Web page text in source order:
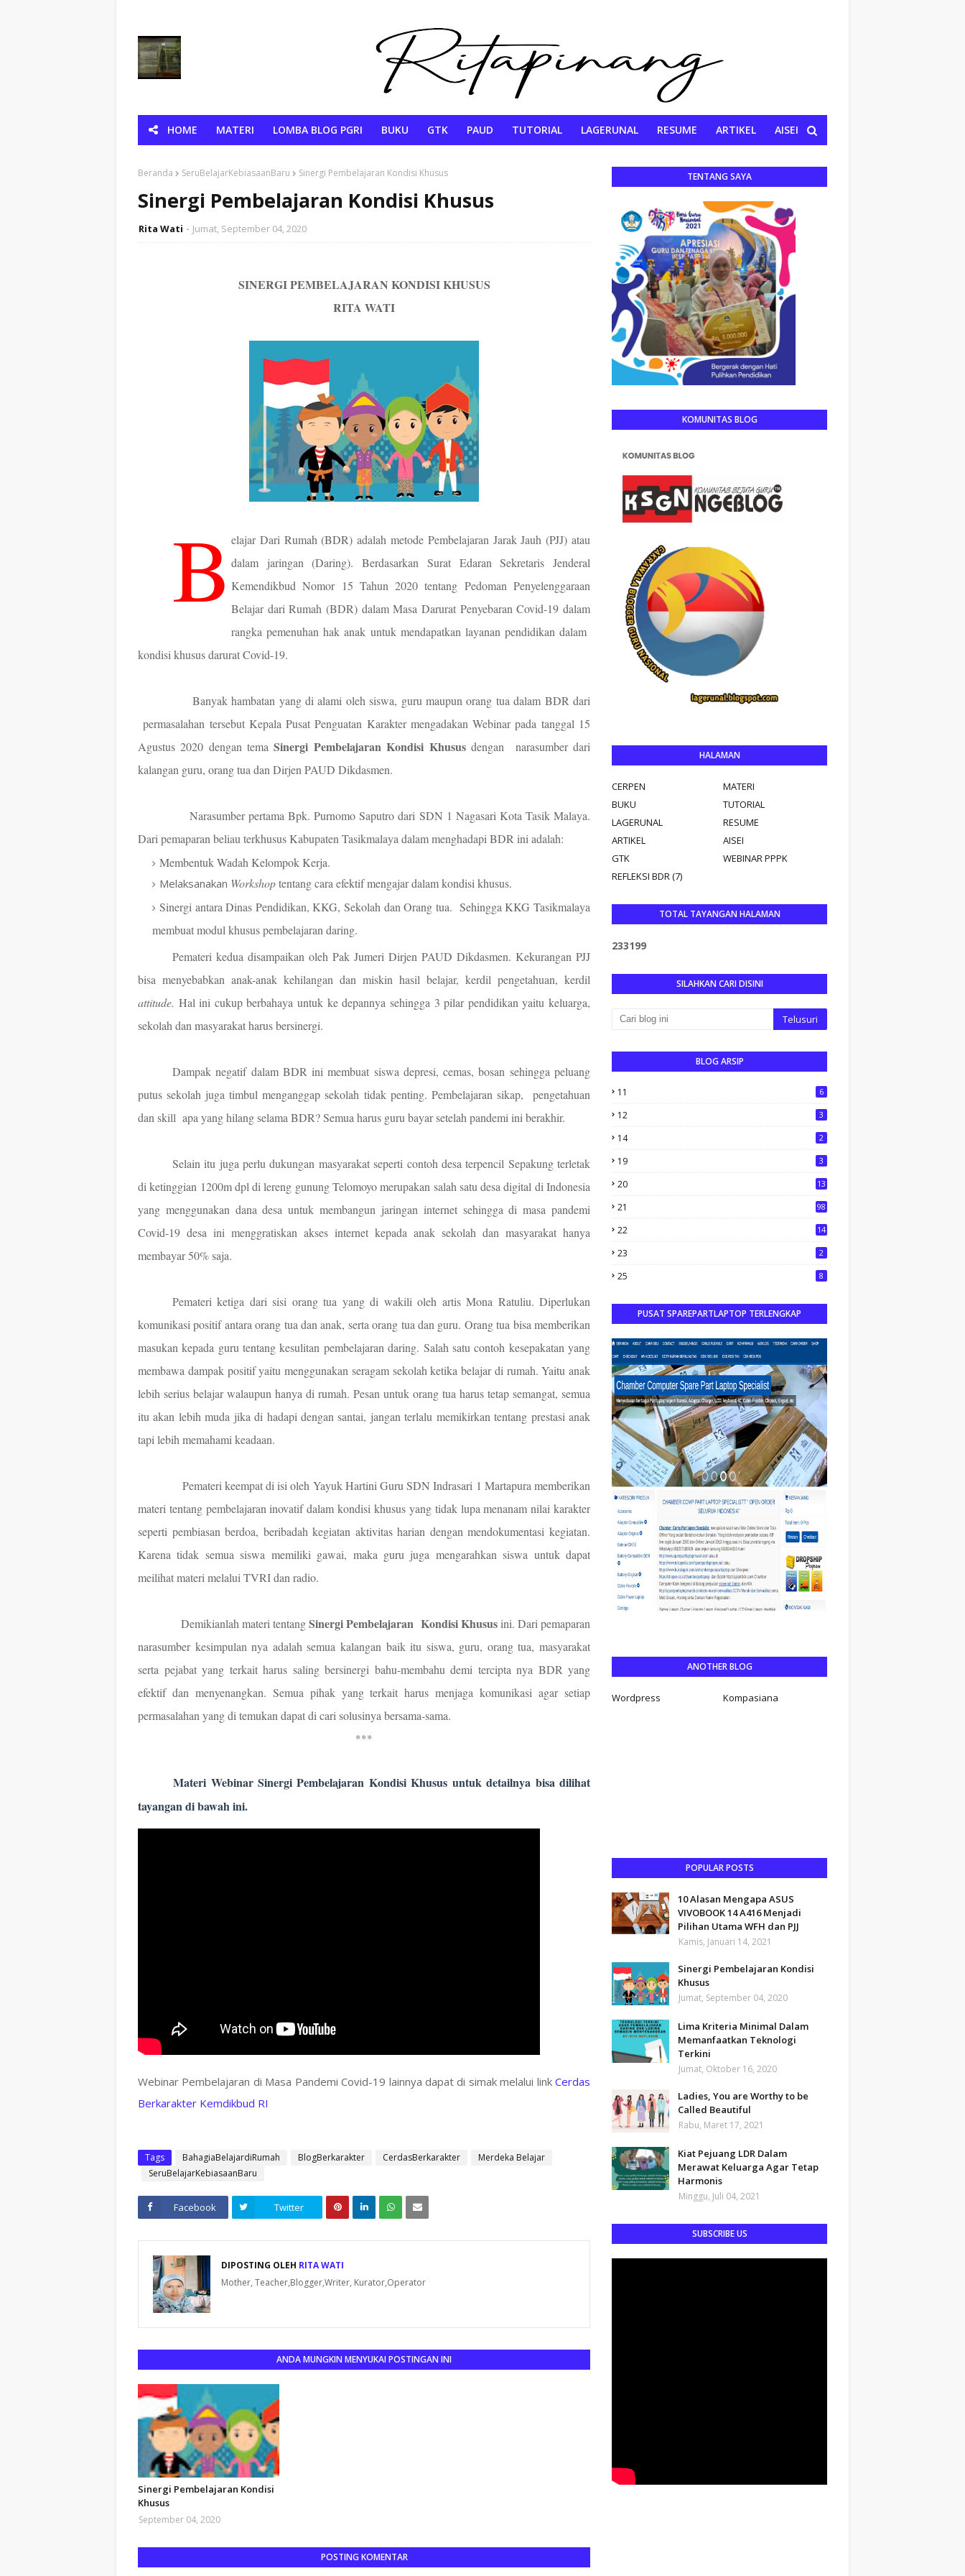
HOME MATERI LOMBA BLOG PGRI BUKU GTK PAUD TUTORIAL LAGERUNAL RESUME ARTIKEL AISEI
Beranda SeruBelajarKebiasaanBaru Sinergi Pembelajaran Kondisi Khusus
Sinergi Pembelajaran Kondisi Khusus
Rita Wati Jumat, September 04, 2020
SINERGI PEMBELAJARAN KONDISI KHUSUS
RITA WATI
B elajar Dari Rumah (BDR) adalah metode Pembelajaran Jarak Jauh (PJJ) atau
dalam jaringan (Daring). Berdasarkan Surat Edaran Sekretaris Jenderal
Kemendikbud Nomor 15 Tahun 2020 tentang Pedoman Penyelenggaraan
Belajar dari Rumah (BDR) dalam Masa Darurat Penyebaran Covid-19 dalam
rangka pemenuhan hak anak untuk mendapatkan layanan pendidikan dalam
kondisi khusus darurat Covid-19.
Banyak hambatan yang di alami oleh siswa, guru maupun orang tua dalam BDR dari
permasalahan tersebut Kepala Pusat Penguatan Karakter mengadakan Webinar pada tanggal 15
Agustus 2020 dengan temaSinergi Pembelajaran Kondisi Khususdengan
narasumber dari
kalangan guru, orang tua dan Dirjen PAUD Dikdasmen.
Narasumber pertama Bpk. Purnomo Saputro dari SDN 1 Nagasari Kota Tasik Malaya.
Dari pemaparan beliau terkhusus Kabupaten Tasikmalaya dalam menghadapi BDR ini adalah:
Membentuk Wadah Kelompok Kerja.
Melaksanakan Workshoptentang cara efektif mengajar dalam kondisi khusus.
Sinergi antara Dinas Pendidikan, KKG, Sekolah dan Orang tua. Sehingga KKG Tasikmalaya
membuat modul khusus pembelajaran daring.
Pemateri kedua disampaikan oleh Pak Jumeri Dirjen PAUD Dikdasmen. Kekurangan PJJ
bisa menyebabkan anak-anak kehilangan dan miskin hasil belajar, kerdil pengetahuan, kerdil
attitude. Hal ini cukup berbahaya untuk ke depannya sehingga 3 pilar pendidikan yaitu keluarga,
sekolah dan masyarakat harus bersinergi.
Dampak negatif dalam BDR ini membuat siswa depresi, cemas, bosan sehingga peluang
putus sekolah juga timbul menganggap sekolah tidak penting. Pembelajaran sikap,
pengetahuan
dan skill apa yang hilang selama BDR? Semua harus guru bayar setelah pandemi ini berakhir.
Selain itu juga perlu dukungan masyarakat seperti contoh desa terpencil Sepakung terletak
di ketinggian 1200m dpl di lereng gunung Telomoyo merupakan salah satu desa digital di Indonesia
yang menggunakan dana desa untuk membangun jaringan internet sehingga di masa pandemi
Covid-19 desa ini menggratiskan akses internet kepada anak sekolah dan masyarakat hanya
membayar 50% saja.
Pemateri ketiga dari sisi orang tua yang di wakili oleh artis Mona Ratuliu. Diperlukan
komunikasi positif antara orang tua dan anak, serta orang tua dan guru. Orang tua bisa memberikan
masukan kepada guru tentang kesulitan pembelajaran daring. Salah satu contoh kesepakatan yang
membawa dampak positif yaitu menggunakan seragam sekolah ketika belajar di rumah. Yaitu anak
lebih serius belajar walaupun hanya di rumah. Pesan untuk orang tua harus tetap semangat, semua
itu akan lebih muda jika di hadapi dengan santai, jangan terlalu memikirkan tentang prestasi anak
tapi lebih memahami keadaan.
Pemateri keempat di isi oleh Yayuk Hartini Guru SDN Indrasari 1 Martapura memberikan
materi tentang pembelajaran inovatif dalam kondisi khusus yang tidak lupa menanam nilai karakter
seperti pembiasan berdoa, beribadah kegiatan aktivitas harian dengan mendokumentasi kegiatan.
Karena tidak semua siswa memiliki gawai, maka guru juga mengarahkan siswa untuk dapat
meilihat materi melalui TVRI dan radio.
Demikianlah materi tentangSinergi Pembelajaran Kondisi Khususini. Dari pemaparan
narasumber kesimpulan nya adalah semua kalangan baik itu siswa, guru, orang tua, masyarakat
serta pejabat yang terkait harus saling bersinergi bahu-membahu demi tercipta nya BDR yang
efektif dan menyenangkan. Semua pihak yang terkait harus menjaga komunikasi agar setiap
permasalahan yang di temukan dapat di cari solusinya bersama-sama.
***
Materi Webinar Sinergi Pembelajaran Kondisi Khusus untuk detailnya bisa dilihat
tayangan di bawah ini.
Webinar Pembelajaran di Masa Pandemi Covid-19 lainnya dapat di simak melalui link Cerdas
Berkarakter Kemdikbud RI
Tags BahagiaBelajardiRumah BlogBerkarakter CerdasBerkarakter
Merdeka Belajar
SeruBelajarKebiasaanBaru
Facebook Twitter
DIPOSTING OLEH RITA WATI
Mother, Teacher,Blogger,Writer, Kurator,Operator
ANDA MUNGKIN MENYUKAI POSTINGAN INI
Sinergi Pembelajaran Kondisi
Khusus
September 04, 2020
POSTING KOMENTAR
TENTANG SAYA
KOMUNITAS BLOG
HALAMAN
CERPEN
MATERI
BUKU
TUTORIAL
LAGERUNAL
RESUME
ARTIKEL
AISEI
GTK
WEBINAR PPPK
REFLEKSI BDR (7)
TOTAL TAYANGAN HALAMAN
233199
SILAHKAN CARI DISINI
BLOG ARSIP
11 6
12 3
14 2
19 3
20
13
21 98
22 14
23 2
25 8
PUSAT SPAREPARTLAPTOP TERLENGKAP
ANOTHER BLOG
Wordpress Kompasiana
POPULAR POSTS
10 Alasan Mengapa ASUS
VIVOBOOK 14 A416 Menjadi
Pilihan Utama WFH dan PJJ
Kamis, Januari 14, 2021
Sinergi Pembelajaran Kondisi
Khusus
Jumat, September 04, 2020
Lima Kriteria Minimal Dalam
Memanfaatkan Teknologi
Terkini
Jumat, Oktober 16, 2020
Ladies, You are Worthy to be
Called Beautiful
Rabu, Maret 17, 2021
Kiat Pejuang LDR Dalam
Merawat Keluarga Agar Tetap
Harmonis
Minggu, Juli 04, 2021
SUBSCRIBE US